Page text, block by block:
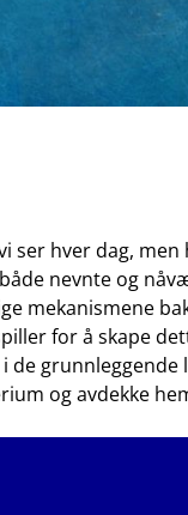
⁣ser hver dag,
⁣nevnte og
mekanismene
for‌ å⁢ skape
grunnleggende
og avdekke